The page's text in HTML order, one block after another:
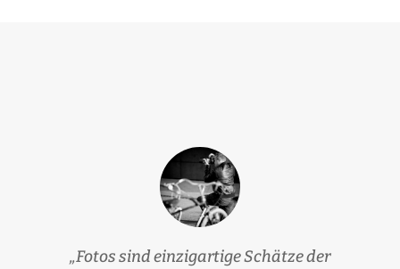
„Fotos sind einzigartige Schätze der